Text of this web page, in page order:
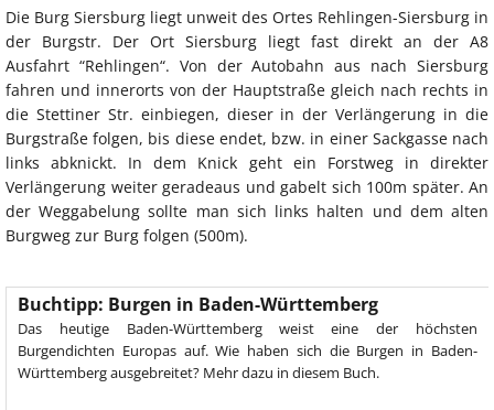
Die Burg Siersburg liegt unweit des Ortes Rehlingen-Siersburg in
der Burgstr. Der Ort Siersburg liegt fast direkt an der A8
Ausfahrt “Rehlingen“. Von der Autobahn aus nach Siersburg
fahren und innerorts von der Hauptstraße gleich nach rechts in
die Stettiner Str. einbiegen, dieser in der Verlängerung in die
Burgstraße folgen, bis diese endet, bzw. in einer Sackgasse nach
links abknickt. In dem Knick geht ein Forstweg in direkter
Verlängerung weiter geradeaus und gabelt sich 100m später. An
der Weggabelung sollte man sich links halten und dem alten
Burgweg zur Burg folgen (500m).
Buchtipp: Burgen in Baden-Württemberg
Das heutige Baden-Württemberg weist eine der höchsten
Burgendichten Europas auf. Wie haben sich die Burgen in Baden-
Württemberg ausgebreitet? Mehr dazu in diesem Buch.